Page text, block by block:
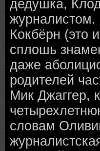
дедушка,
журналистом.
Кокбёрн (это
сплошь
даже
родителей
Мик Джаггер,
словам